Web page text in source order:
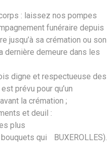
: laissez nos pompes
funéraire depuis
jusqu’à sa crémation ou son
dernière demeure dans les
digne et respectueuse des
prévu pour qu’un
la crémation ;
et deuil :
plus
qui
BUXEROLLES).